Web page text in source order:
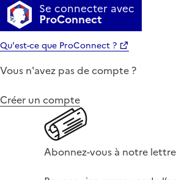
Se connecter avec
ProConnect
Qu'est-ce que ProConnect ?
Vous n'avez pas de compte ?
Créer un compte
Abonnez-vous à notre